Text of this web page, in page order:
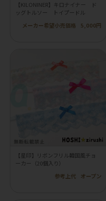
【KILONINER】キロナイナー ド
ッグトルソー トイプードル
メーカー希望小売価格
5,000円
【星印】リボンフリル韓国風チョ
ーカー（20個入り）
参考上代
オープン